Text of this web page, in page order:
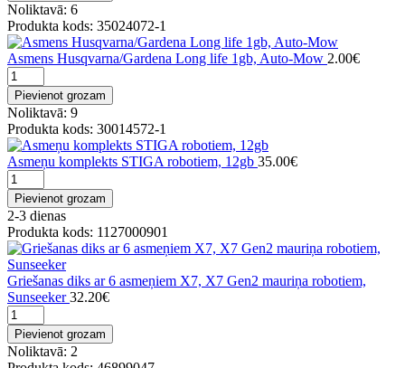
Noliktavā: 6
Produkta kods: 35024072-1
Asmens Husqvarna/Gardena Long life 1gb, Auto-Mow 2.00€
Pievienot grozam
Noliktavā: 9
Produkta kods: 30014572-1
Asmeņu komplekts STIGA robotiem, 12gb 35.00€
Pievienot grozam
2-3 dienas
Produkta kods: 1127000901
Griešanas diks ar 6 asmeņiem X7, X7 Gen2 mauriņa robotiem,
Sunseeker 32.20€
Pievienot grozam
Noliktavā: 2